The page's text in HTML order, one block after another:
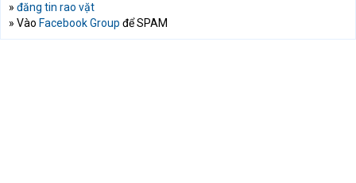
» đăng tin rao vặt
» Vào Facebook Group để SPAM